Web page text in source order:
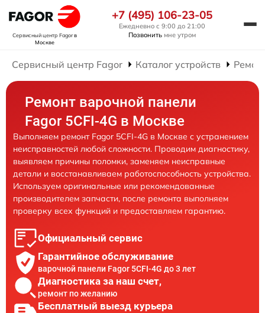
Сервисный центр Fagorв
Москве
+7 (495) 106-23-05
Ежедневно с 9:00 до 21:00
Позвонить мне утром
Сервисный центр Fagor Каталог устройств
Ремонт варочной панели
Fagor 5CFI-4G в Москве
Выполняем ремонт Fagor 5CFI-4G в Москве с устранением
неисправностей любой сложности. Проводим диагностику,
выявляем причины поломки, заменяем неисправные
детали и восстанавливаем работоспособность устройства.
Используем оригинальные или рекомендованные
производителем запчасти, после ремонта выполняем
проверку всех функций и предоставляем гарантию.
Официальный сервис
Гарантийное обслуживание
варочной панели Fagor 5CFI-4G до 3 лет
Диагностика за наш счет,
ремонт по желанию
Бесплатный выезд курьера